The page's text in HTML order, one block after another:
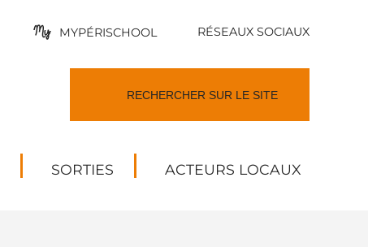
MYPÉRISCHOOL RÉSEAUX SOCIAUX
SORTIES ACTEURS LOCAUX